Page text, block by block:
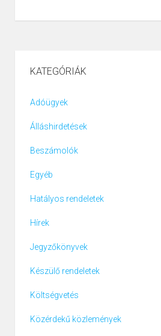
KATEGÓRIÁK
Adóügyek
Álláshirdetések
Beszámolók
Egyéb
Hatályos rendeletek
Hírek
Jegyzőkönyvek
Készülő rendeletek
Költségvetés
Közérdekű közlemények